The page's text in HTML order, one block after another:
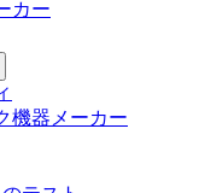
カー
機器メーカー